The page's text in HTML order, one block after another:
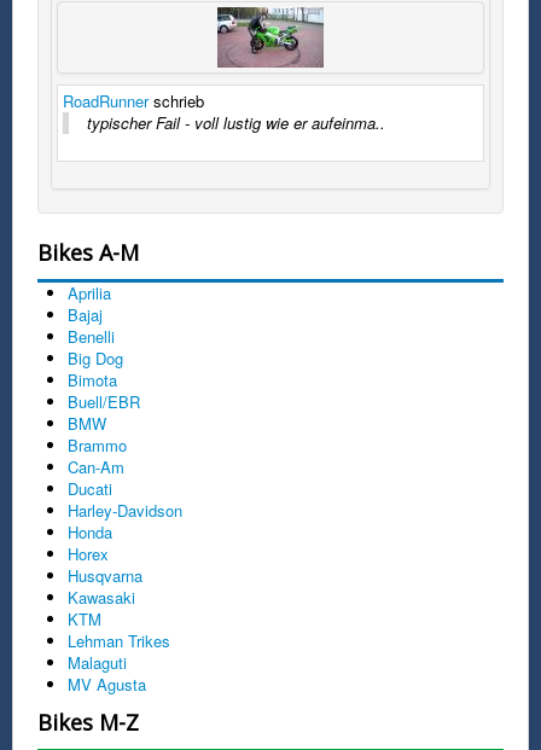
RoadRunnerschrieb
typischer Fail - voll lustig wie er aufeinma..
Bikes A-M
Aprilia
Bajaj
Benelli
Big Dog
Bimota
Buell/EBR
BMW
Brammo
Can-Am
Ducati
Harley-Davidson
Honda
Horex
Husqvarna
Kawasaki
KTM
Lehman Trikes
Malaguti
MV Agusta
Bikes M-Z